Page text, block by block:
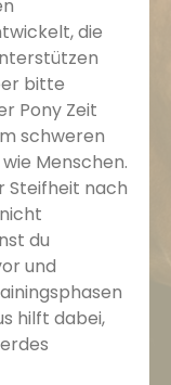
die
bitte
Pony Zeit
schweren
Menschen.
Steifheit nach
du
und
hilft dabei,